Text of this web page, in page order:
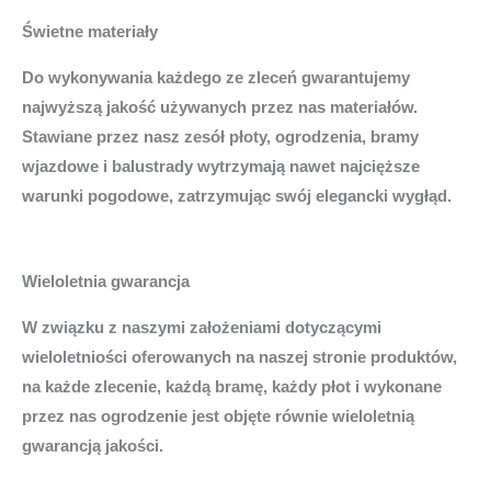
Świetne materiały
Do wykonywania każdego ze zleceń gwarantujemy
najwyższą jakość używanych przez nas materiałów.
Stawiane przez nasz zesół płoty, ogrodzenia, bramy
wjazdowe i balustrady wytrzymają nawet najcięższe
warunki pogodowe, zatrzymując swój elegancki wygłąd.
Wieloletnia gwarancja
W związku z naszymi założeniami dotyczącymi
wieloletniości oferowanych na naszej stronie produktów,
na każde zlecenie, każdą bramę, każdy płot i wykonane
przez nas ogrodzenie jest objęte równie wieloletnią
gwarancją jakości.